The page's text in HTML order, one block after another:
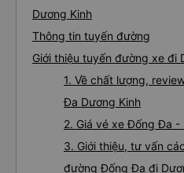
Dương Kinh
Thông tin tuyến đường
Giới thiệu tuyến đường xe đi
1. Về chất lượng,
Đa Dương Kinh
2. Giá vé xe Đống Đa -
3. Giới thiệu, tư vấn
đường Đống Đa đi